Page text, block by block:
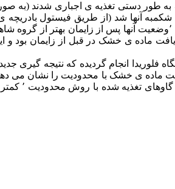
از زایش ٬ کاهش دریافت غذایی داشتند با گاوهایی که به طور دستی
دریافت ماده خشک ۲ گروه گاو را نشان می دهد در مقایسه گاوهائی که تغذیه اجباری داشتند و دریافت ماده خشک آنها
ماده ی خشک در قبل از زایمان بود و
فلوریدا انجام گردیده که نتیجه گیری
(دوره ی خشکی ) به خوبی تغذیه اجباری یا تغذیه آزاد پاسخ داده است . شکل شماره (۲) منحنی
ی خشک تغذیه با محدودیت و